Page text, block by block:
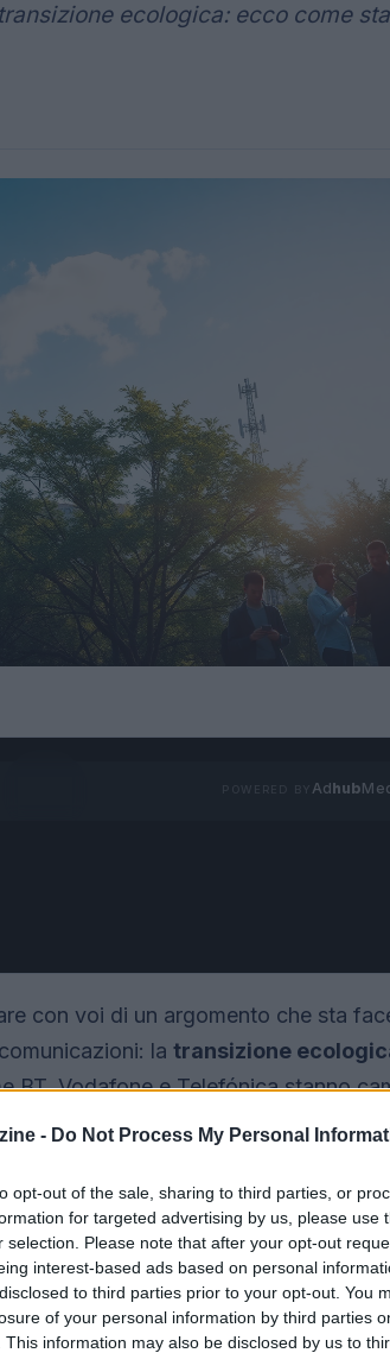
- Do Not Process My Personal
opt-out of the sale, sharing to third parties, or
for targeted advertising by us, please use
selection. Please note that after your opt-out
interest-based ads based on personal
to third parties prior to your opt-out. You
of your personal information by third parties
This information may also be disclosed by us to
ecologica: ecco come
Adhub
con voi di un argomento che sta
la transizione
BT, Vodafone e Telefónica stanno
più sostenibili. Ma cosa significa
insieme! 💬